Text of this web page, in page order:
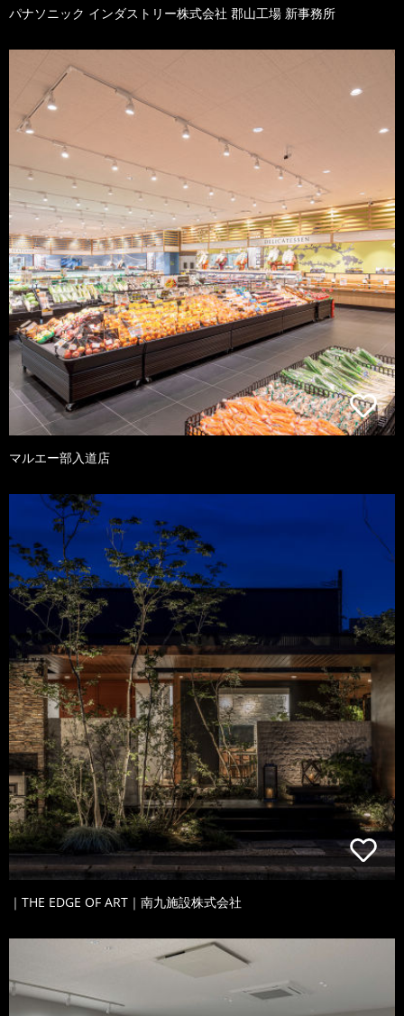
パナソニック インダストリー株式会社 郡山工場 新事務所
マルエー部入道店
｜THE EDGE OF ART｜南九施設株式会社